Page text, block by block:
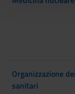
Organizzazione
sanitari